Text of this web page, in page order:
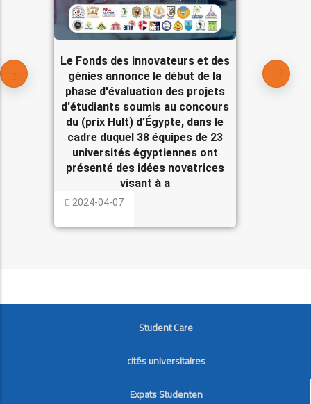
Le Fonds des innovateurs et des
génies annonce le début de la
phase d'évaluation des projets
d'étudiants soumis au concours
du (prix Hult) d’Égypte, dans le
cadre duquel 38 équipes de 23
universités égyptiennes ont
présenté des idées novatrices
visant à a
2024-04-07
FOOTER
Student Care
cités universitaires
Expats Studenten